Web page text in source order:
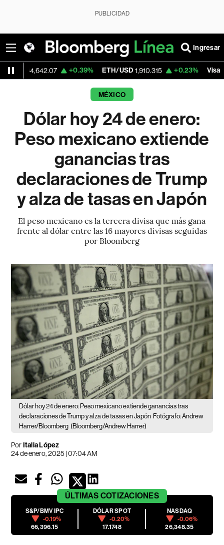
PUBLICIDAD
Ingresar
+0.39% ETH/USD 1,910.315 +0.23% Visa 370.47
MÉXICO
Dólar hoy 24 de enero:
Peso mexicano extiende
ganancias tras
declaraciones de Trump
y alza de tasas en Japón
El peso mexicano es la tercera divisa que más gana
frente al dólar entre las 16 mayores divisas seguidas
por Bloomberg
Dólar hoy 24 de enero: Peso mexicano extiende ganancias tras
declaraciones de Trump y alza de tasas en Japón Fotógrafo: Andrew
Harrer/Bloomberg (Bloomberg/Andrew Harrer)
PorItalia López
24 de enero, 2025 | 07:04 AM
ÚLTIMAS COTIZACIONES
S&P/BMV IPC
-0.19%
66,396.15
DÓLAR SPOT
-0.20%
17.1748
NASDAQ
-0.06%
26,348.35